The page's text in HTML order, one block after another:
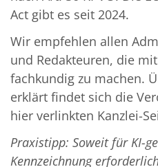
Act gibt es seit 2024.
Wir empfehlen allen
und Redakteuren, die
fachkundig zu machen.
erklärt findet sich die
hier verlinkten Kanzlei-
Praxistipp: Soweit für KI-
Kennzeichnung